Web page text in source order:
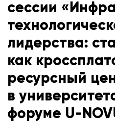
сессии
лидерства:
как
ресурсный
в
форуме U-